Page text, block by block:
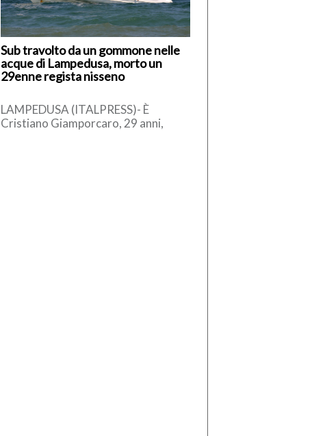
Sub travolto da un gommone nelle
acque di Lampedusa, morto un
29enne regista nisseno
LAMPEDUSA (ITALPRESS)- È
Cristiano Giamporcaro, 29 anni,